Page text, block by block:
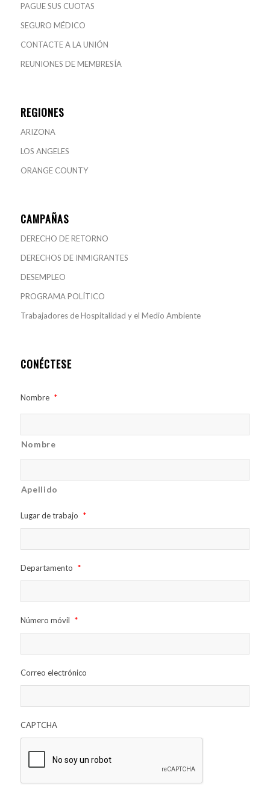
PAGUE SUS CUOTAS
SEGURO MÉDICO
CONTACTE A LA UNIÓN
REUNIONES DE MEMBRESÍA
REGIONES
ARIZONA
LOS ANGELES
ORANGE COUNTY
CAMPAÑAS
DERECHO DE RETORNO
DERECHOS DE INMIGRANTES
DESEMPLEO
PROGRAMA POLÍTICO
Trabajadores de Hospitalidad y el Medio Ambiente
CONÉCTESE
Nombre *
Nombre
Apellido
Lugar de trabajo *
Departamento *
Número móvil *
Correo electrónico
CAPTCHA